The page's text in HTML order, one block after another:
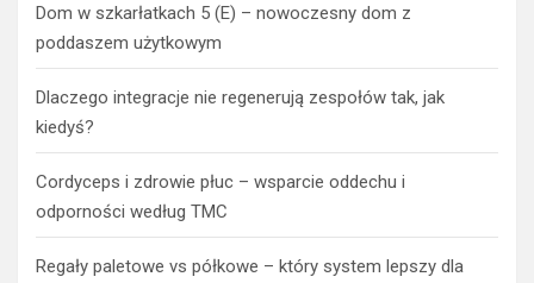
Dom w szkarłatkach 5 (E) – nowoczesny dom z
poddaszem użytkowym
Dlaczego integracje nie regenerują zespołów tak, jak
kiedyś?
Cordyceps i zdrowie płuc – wsparcie oddechu i
odporności według TMC
Regały paletowe vs półkowe – który system lepszy dla